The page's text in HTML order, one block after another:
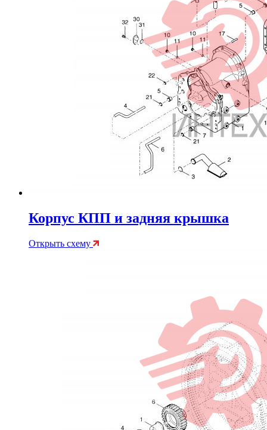
Корпус КПП и задняя крышка
Открыть схему